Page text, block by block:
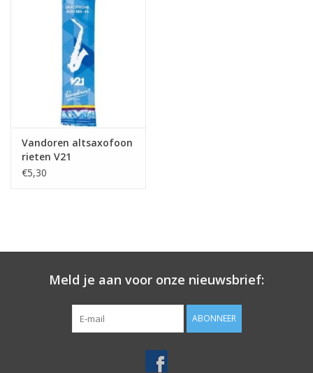
Vandoren altsaxofoon
rieten V21
€5,30
Meld je aan voor onze nieuwsbrief:
ABONNEER